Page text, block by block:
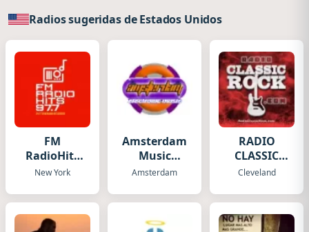
Radios sugeridas de Estados Unidos
FM
RadioHits
HD
New York
Amsterdam
Music
Electronic
Amsterdam
RADIO
CLASSIC
ROCK .com
Cleveland